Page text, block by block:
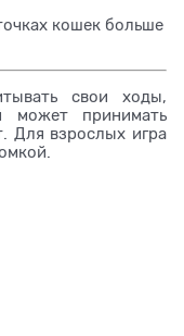
кошек больше
свои ходы,
может принимать
Для взрослых игра